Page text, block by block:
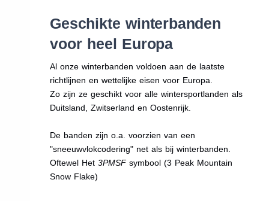
Geschikte winterbanden
voor heel Europa
Al onze winterbanden voldoen aan de laatste
richtlijnen en wettelijke eisen voor Europa.
Zo zijn ze geschikt voor alle wintersportlanden als
Duitsland, Zwitserland en Oostenrijk.
De banden zijn o.a. voorzien van een
"sneeuwvlokcodering" net als bij winterbanden.
Oftewel Het3PMSFsymbool (3 Peak Mountain
Snow Flake)